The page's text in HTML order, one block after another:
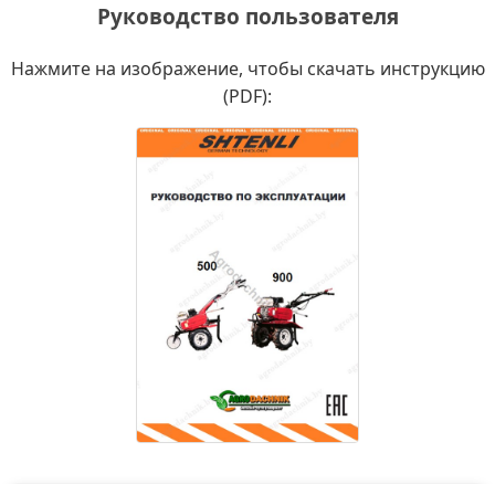
Руководство пользователя
Нажмите на изображение, чтобы скачать инструкцию
(PDF):